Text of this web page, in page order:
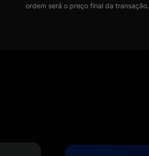
ordem será o preço final da transação.